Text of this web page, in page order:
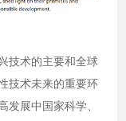
术的主要和全球
技术未来的重要环
发展中国家科学、